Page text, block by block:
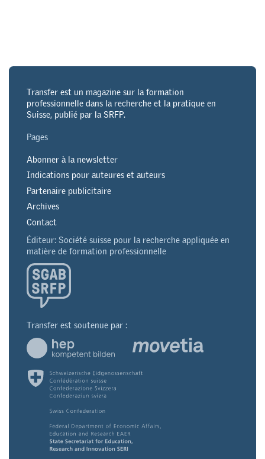
Transfer est un magazine sur la formation
professionnelle dans la recherche et la pratique en
Suisse, publié par la SRFP.
Pages
Abonner à la newsletter
Indications pour auteures et auteurs
Partenaire publicitaire
Archives
Contact
Éditeur: Société suisse pour la recherche appliquée en
matière de formation professionnelle
Transfer est soutenue par :